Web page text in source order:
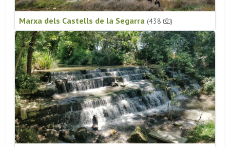
Marxa dels Castells de la Segarra (438 )